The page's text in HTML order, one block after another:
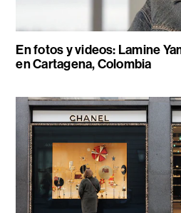
En fotos y videos: Lamine
en Cartagena, Colombia